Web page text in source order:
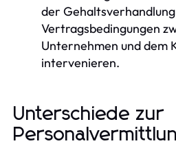
der
Vertragsbedingungen
Unternehmen und dem
intervenieren.
Unterschiede zur